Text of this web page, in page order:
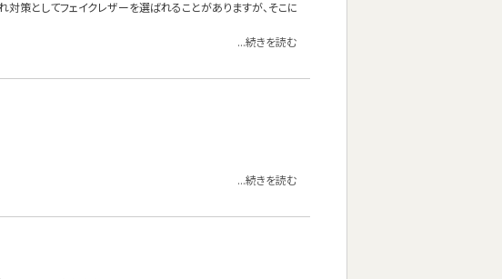
策としてフェイクレザーを選ばれることがありますが、そこに
...続きを読む
...続きを読む